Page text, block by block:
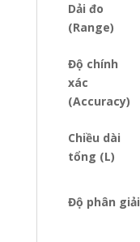
Dải đo
(Range)
Độ chính
xác
(Accuracy)
Chiều dài
tổng (L)
Độ phân giải